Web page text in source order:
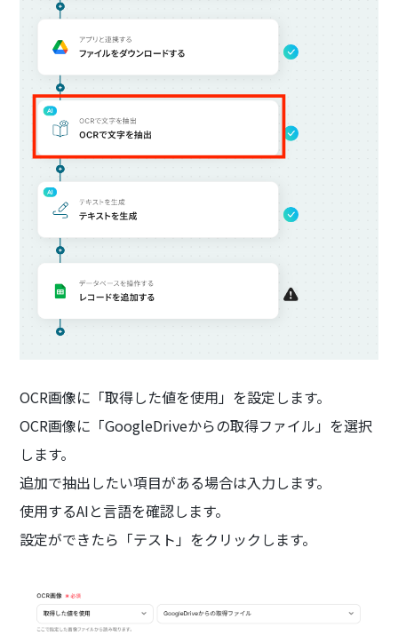
OCR画像に「取得した値を使用」を設定します。
OCR画像に「GoogleDriveからの取得ファイル」を選択
します。
追加で抽出したい項目がある場合は入力します。
使用するAIと言語を確認します。
設定ができたら「テスト」をクリックします。